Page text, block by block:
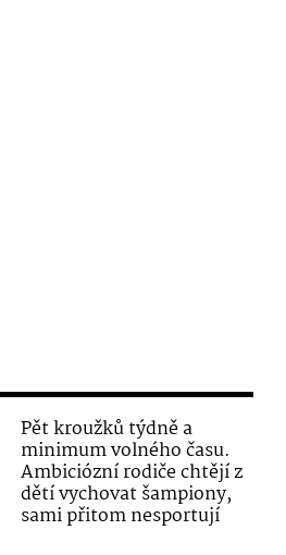
Pět kroužků týdně a
minimum volného času.
Ambiciózní rodiče chtějí z
dětí vychovat šampiony,
sami přitom nesportují